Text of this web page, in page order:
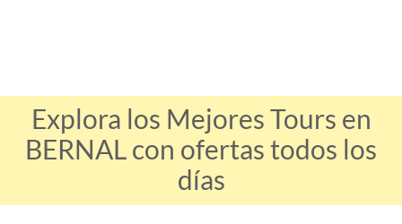
Explora los Mejores Tours en
BERNAL con ofertas todos los
días